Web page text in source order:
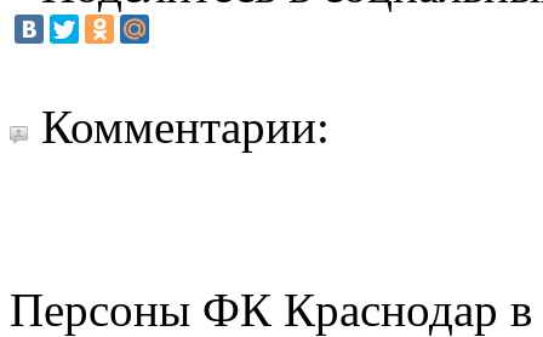
Комментарии:
Персоны ФК Краснодар в